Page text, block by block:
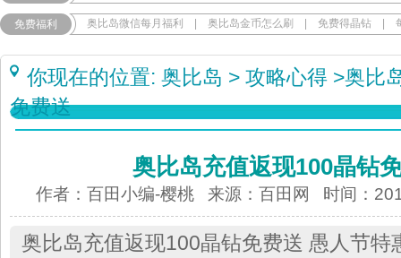
免费福利 奥比岛微信每月福利 奥比岛金币怎么刷 免费得晶钻
你现在的位置: 奥比岛 > 攻略心得 >奥比
免费送
奥比岛充值返现100晶钻
作者：百田小编-樱桃 来源：百田网 时间：
奥比岛充值返现100晶钻免费送 愚人节特